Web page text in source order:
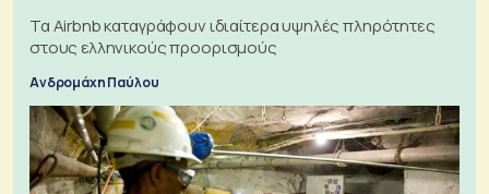
Τα Airbnb καταγράφουν ιδιαίτερα υψηλές πληρότητες
στους ελληνικούς προορισμούς
Ανδρομάχη Παύλου